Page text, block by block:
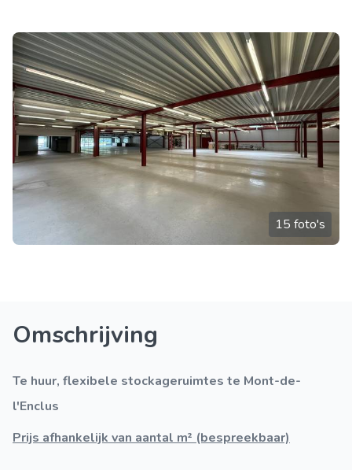
15 foto's
Omschrijving
Te huur, flexibele stockageruimtes te Mont-de-
l'Enclus
Prijs afhankelijk van aantal m² (bespreekbaar)